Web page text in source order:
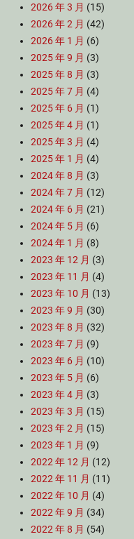
2026 年 3 月 (15)
2026 年 2 月 (42)
2026 年 1 月 (6)
2025 年 9 月 (3)
2025 年 8 月 (3)
2025 年 7 月 (4)
2025 年 6 月 (1)
2025 年 4 月 (1)
2025 年 3 月 (4)
2025 年 1 月 (4)
2024 年 8 月 (3)
2024 年 7 月 (12)
2024 年 6 月 (21)
2024 年 5 月 (6)
2024 年 1 月 (8)
2023 年 12 月 (3)
2023 年 11 月 (4)
2023 年 10 月 (13)
2023 年 9 月 (30)
2023 年 8 月 (32)
2023 年 7 月 (9)
2023 年 6 月 (10)
2023 年 5 月 (6)
2023 年 4 月 (3)
2023 年 3 月 (15)
2023 年 2 月 (15)
2023 年 1 月 (9)
2022 年 12 月 (12)
2022 年 11 月 (11)
2022 年 10 月 (4)
2022 年 9 月 (34)
2022 年 8 月 (54)